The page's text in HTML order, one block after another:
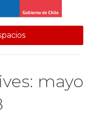
mayo